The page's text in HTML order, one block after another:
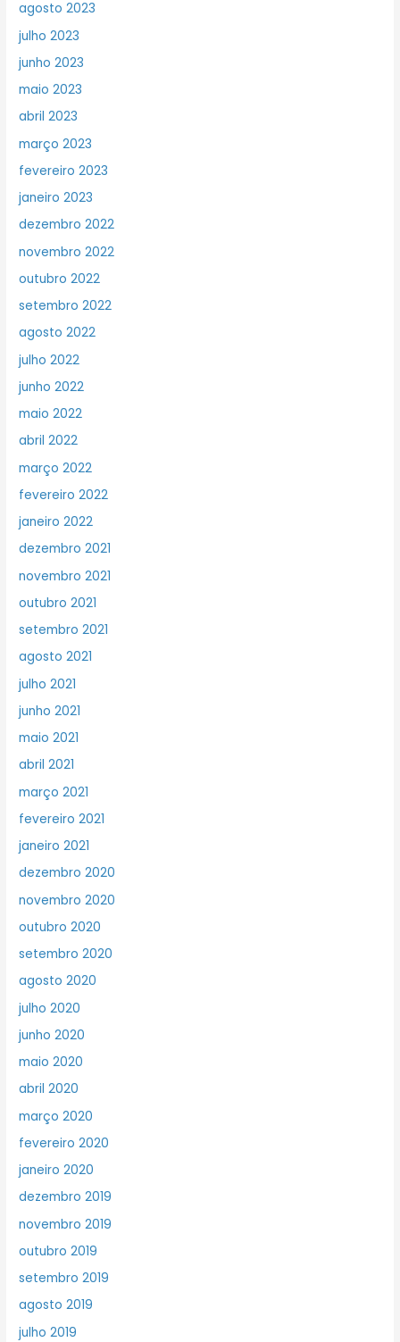
agosto 2023
julho 2023
junho 2023
maio 2023
abril 2023
março 2023
fevereiro 2023
janeiro 2023
dezembro 2022
novembro 2022
outubro 2022
setembro 2022
agosto 2022
julho 2022
junho 2022
maio 2022
abril 2022
março 2022
fevereiro 2022
janeiro 2022
dezembro 2021
novembro 2021
outubro 2021
setembro 2021
agosto 2021
julho 2021
junho 2021
maio 2021
abril 2021
março 2021
fevereiro 2021
janeiro 2021
dezembro 2020
novembro 2020
outubro 2020
setembro 2020
agosto 2020
julho 2020
junho 2020
maio 2020
abril 2020
março 2020
fevereiro 2020
janeiro 2020
dezembro 2019
novembro 2019
outubro 2019
setembro 2019
agosto 2019
julho 2019